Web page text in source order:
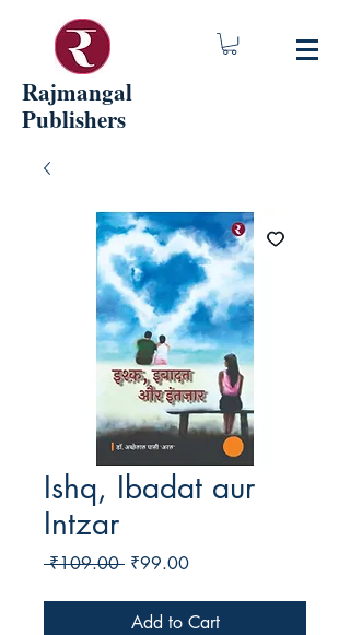
Rajmangal
Publishers
Ishq, Ibadat aur
Intzar
₹109.00 Regular
₹99.00Sale
Add to Cart